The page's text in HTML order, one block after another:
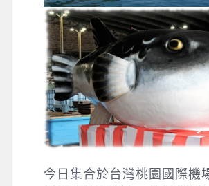
今日集合於台灣桃園國際機